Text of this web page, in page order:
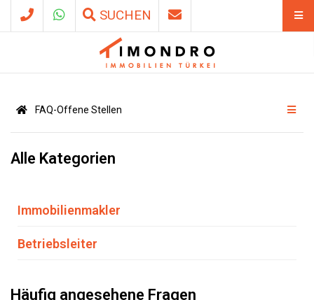
SUCHEN
FAQ-Offene Stellen
Alle Kategorien
Immobilienmakler
Betriebsleiter
Häufig angesehene Fragen